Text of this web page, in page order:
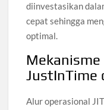
diinvestasikan
cepat sehingga
optimal.
JustInTime
Alur operasional